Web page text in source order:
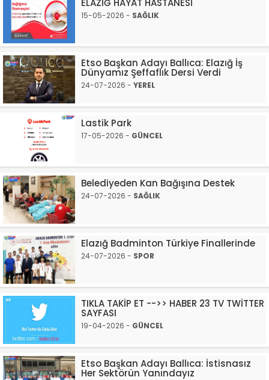
ELAZIĞ HAYAT HASTANESİ
15-05-2026 - SAĞLIK
Etso Başkan Adayı Ballıca: Elazığ İş
Dünyamız Şeffaflık Dersi Verdi
24-07-2026 - YEREL
Lastik Park
17-05-2026 - GÜNCEL
Belediyeden Kan Bağışına Destek
24-07-2026 - SAĞLIK
Elazığ Badminton Türkiye Finallerinde
24-07-2026 - SPOR
TIKLA TAKİP ET -->> HABER 23 TV TWİTTER
SAYFASI
19-04-2026 - GÜNCEL
Etso Başkan Adayı Ballıca: İstisnasız
Her Sektörün Yanındayız